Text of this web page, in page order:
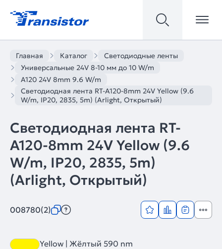
Главная Каталог
Светодиодные ленты
Универсальные 24V 8-10 мм до 10 W/m
A120 24V 8mm 9.6 W/m
Светодиодная лента RT-A120-8mm 24V Yellow (9.6
W/m, IP20, 2835, 5m) (Arlight, Открытый)
Светодиодная лента RT-
A120-8mm 24V Yellow (9.6
W/m, IP20, 2835, 5m)
(Arlight, Открытый)
008780(2)
Yellow | Жёлтый 590 nm